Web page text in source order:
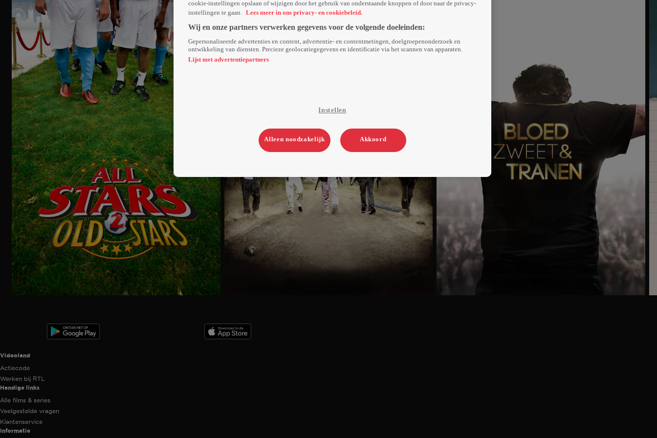
Videoland useful links.
Videoland
Actiecode
Werken bij RTL
Handige links
Alle films & series
Veelgestelde vragen
Klantenservice
Informatie
cookie-instellingen opslaan of wijzigen door het gebruik van onderstaande knoppen of door naar de privacy-
instellingen te gaan.
Lees meer in ons privacy- en cookiebeleid.
Wij en onze partners verwerken gegevens voor de volgende doeleinden:
Gepersonaliseerde advertenties en content, advertentie- en contentmetingen, doelgroepenonderzoek en
ontwikkeling van diensten. Precieze geolocatiegegevens en identificatie via het scannen van apparaten.
Lijst met advertentiepartners
Instellen
Alleen noodzakelijk Akkoord